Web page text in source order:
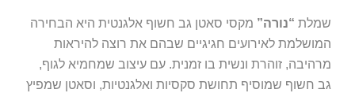
שמלת “נורה” מקסי סאטן גב חשוף אלגנטית היא הבחירה
המושלמת לאירועים חגיגיים שבהם את רוצה להיראות
מרהיבה, זוהרת ונשית בו זמנית. עם עיצוב שמחמיא לגוף,
גב חשוף שמוסיף תחושת סקסיות ואלגנטיות, וסאטן שמפיץ